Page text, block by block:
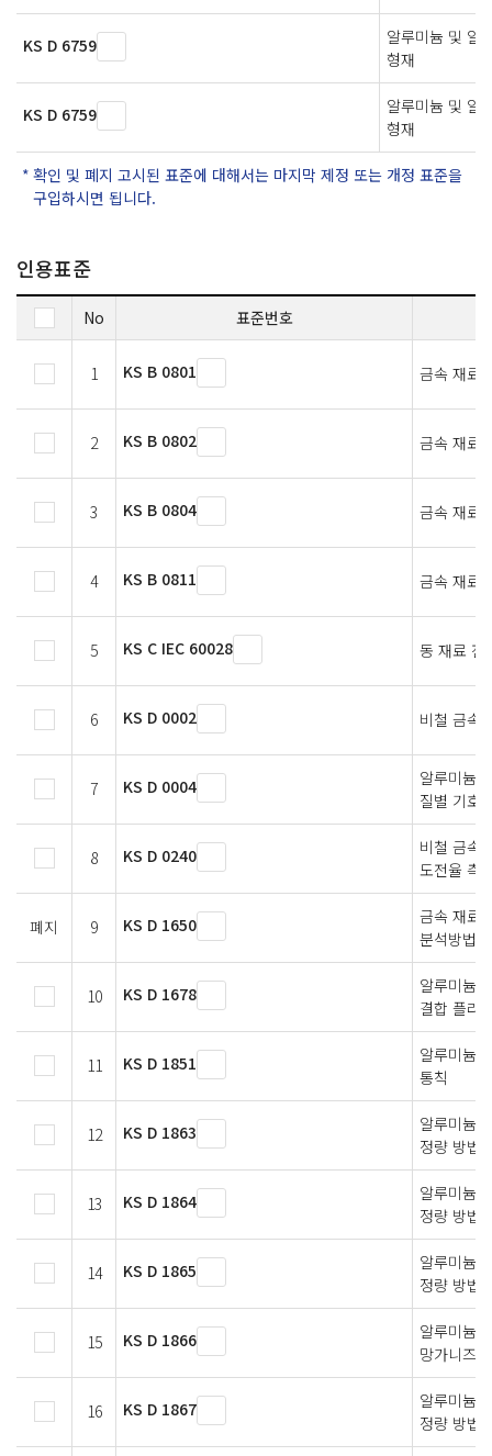
KS D 6759
알루미늄 및 알
형재
KS D 6759
알루미늄 및 알
형재
확인 및 폐지 고시된 표준에 대해서는 마지막 제정 또는 개정 표준을
구입하시면 됩니다.
인용표준
No 표준번호
1 KS B 0801 금속 재료
2 KS B 0802 금속 재료
3 KS B 0804 금속 재료
4 KS B 0811 금속 재료
5 KS C IEC 60028 동 재료 전
6 KS D 0002 비철 금속
7 KS D 0004
알루미늄,
질별 기호
8 KS D 0240
비철 금속
도전율 측
폐지 9 KS D 1650
금속 재료
분석방법
10 KS D 1678
알루미늄
결합 플라
11 KS D 1851
알루미늄
통칙
12 KS D 1863
알루미늄
정량 방법
13 KS D 1864
알루미늄
정량 방법
14 KS D 1865
알루미늄
정량 방법
15 KS D 1866
알루미늄
망가니즈
16 KS D 1867
알루미늄
정량 방법